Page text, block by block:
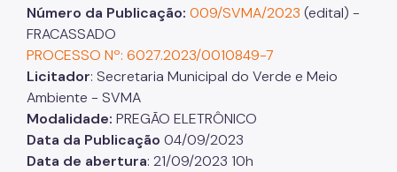
Número da Publicação: 009/SVMA/2023 (edital) -
FRACASSADO
PROCESSO Nº: 6027.2023/0010849-7
Licitador: Secretaria Municipal do Verde e Meio
Ambiente - SVMA
Modalidade: PREGÃO ELETRÔNICO
Data da Publicação 04/09/2023
Data de abertura: 21/09/2023 10h